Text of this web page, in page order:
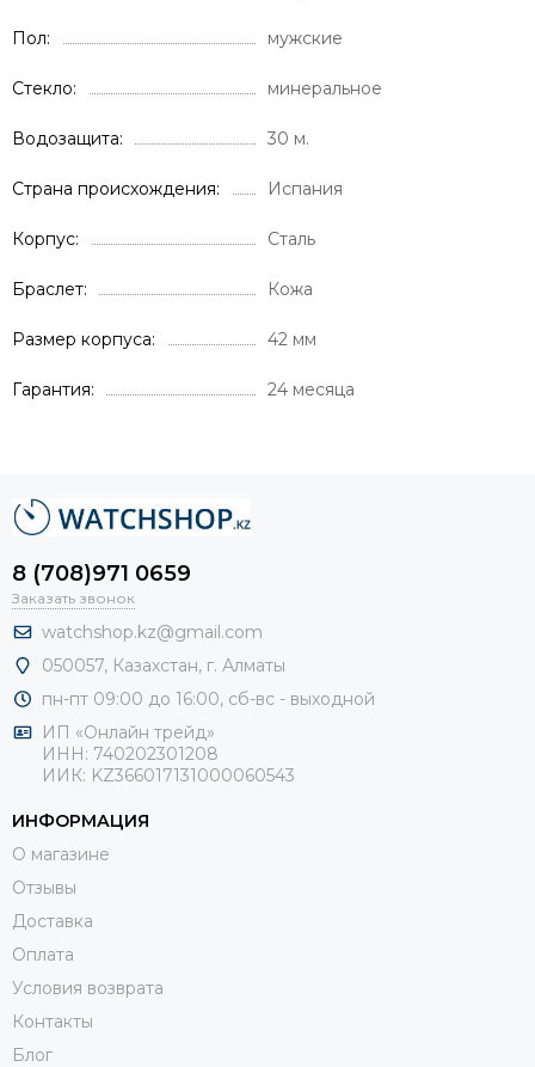
Пол мужские
Стекло минеральное
Водозащита 30 м.
Страна происхождения Испания
Корпус Сталь
Браслет Кожа
Размер корпуса 42 мм
Гарантия 24 месяца
8 (708)971 0659
Заказать звонок
watchshop.kz@gmail.com
050057, Казахстан, г. Алматы
пн-пт 09:00 до 16:00, сб-вс - выходной
ИП «Онлайн трейд»
ИНН: 740202301208
ИИК: KZ366017131000060543
ИНФОРМАЦИЯ
О магазине
Отзывы
Доставка
Оплата
Условия возврата
Контакты
Блог